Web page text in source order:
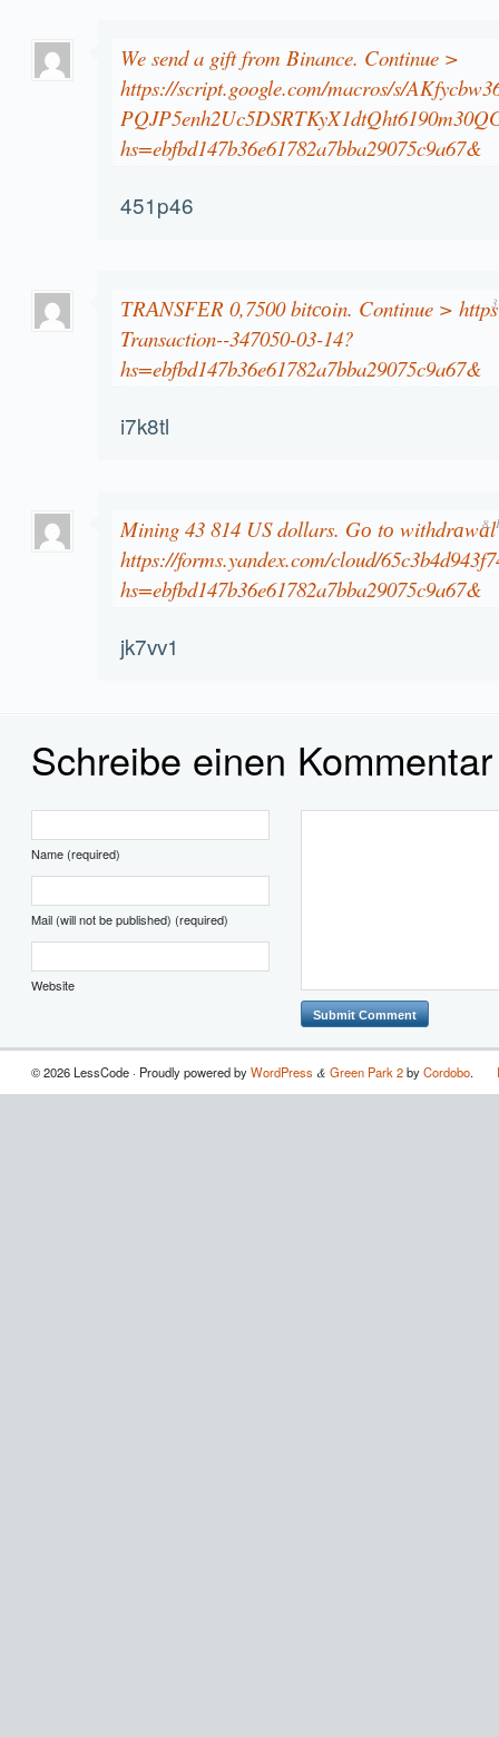
We send a gift from Binance. Continue >
https://script.google.com/macros/s/
hs=ebfbd147b36e61782a7bba29075c9a67&
451p46
ТRАNSFЕR 0,7500 bitсоin. Continue >
Transaction--347050-03-14?
hs=ebfbd147b36e61782a7bba29075c9a67&
i7k8tl
Mining 43 814 US dollars. Gо tо
https://forms.yandex.com/cloud/
hs=ebfbd147b36e61782a7bba29075c9a67&
8.
jk7vv1
Schreibe einen Kommentar
Name (required)
Mail (will not be published) (required)
Website
© 2026 LessCode · Proudly powered byWordPress & Green Park 2byCordobo.